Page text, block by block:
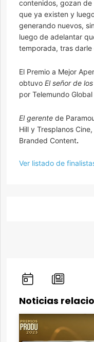
contenidos, gozan de
que ya existen y
generando nuevos,
luego de adelantar
temporada, tras
El Premio a Mejor
obtuvo El señor de
por Telemundo
El gerente de
Hill y Tresplanos
Branded Content.
Ver listado de
Noticias